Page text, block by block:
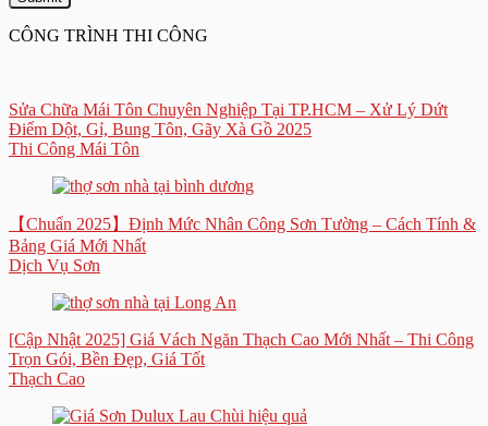
CÔNG TRÌNH THI CÔNG
Sửa Chữa Mái Tôn Chuyên Nghiệp Tại TP.HCM – Xử Lý Dứt
Điểm Dột, Gỉ, Bung Tôn, Gãy Xà Gồ 2025
Thi Công Mái Tôn
【Chuẩn 2025】Định Mức Nhân Công Sơn Tường – Cách Tính &
Bảng Giá Mới Nhất
Dịch Vụ Sơn
[Cập Nhật 2025] Giá Vách Ngăn Thạch Cao Mới Nhất – Thi Công
Trọn Gói, Bền Đẹp, Giá Tốt
Thạch Cao